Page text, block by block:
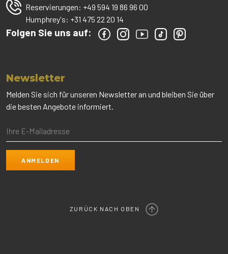
Reservierungen: +49 594 19 86 96 00
Humphrey's: +31 475 22 20 14
Folgen Sie uns auf:
Newsletter
Melden Sie sich für unseren Newsletter an und bleiben Sie über
die besten Angebote informiert.
ZURÜCK NACH OBEN